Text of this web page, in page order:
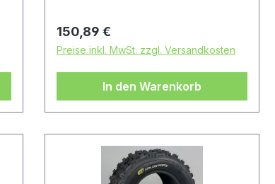
Regulärer Preis:
150,89 €
Preise inkl. MwSt. zzgl. Versandkosten
In den Warenkorb